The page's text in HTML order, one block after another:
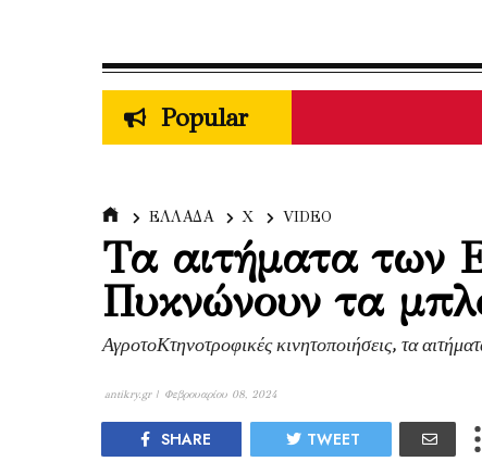
Popular
ΕΛΛΑΔΑ Χ VIDEO
Τα αιτήματα των
Πυκνώνουν τα
ΑγροτοΚτηνοτροφικές κινητοποιήσεις, τα
antikry.gr | Φεβρουαρίου 08, 2024
SHARE TWEET